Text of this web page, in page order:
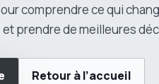
comprendre ce qui
prendre de meilleures
Retour à l’accueil